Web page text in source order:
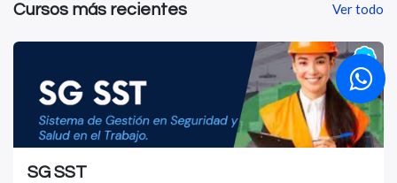
Ver todo
Cursos más recientes
SG SST